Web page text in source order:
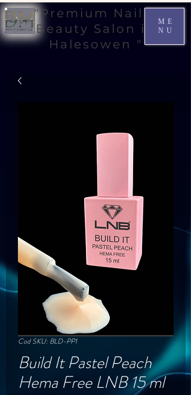
ME
NU
"Premium Nail &
Beauty Salon in
Halesowen "
Cod SKU: BLD-PP1
Build It Pastel Peach
Hema Free LNB 15 ml